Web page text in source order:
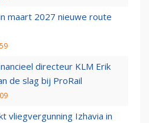
maart 2027 nieuwe route
directeur KLM Erik
de slag bij ProRail
vliegvergunning Izhavia in